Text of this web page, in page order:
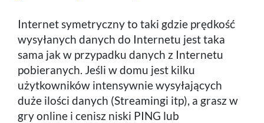
Internet symetryczny to taki gdzie prędkość
wysyłanych danych do Internetu jest taka
sama jak w przypadku danych z Internetu
pobieranych. Jeśli w domu jest kilku
użytkowników intensywnie wysyłających
duże ilości danych (Streamingi itp), a grasz w
gry online i cenisz niski PING lub